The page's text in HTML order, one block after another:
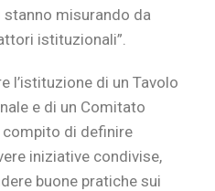
misurando da
istituzionali”.
l’istituzione di un Tavolo
e di un Comitato
compito di definire
iniziative condivise,
buone pratiche sui